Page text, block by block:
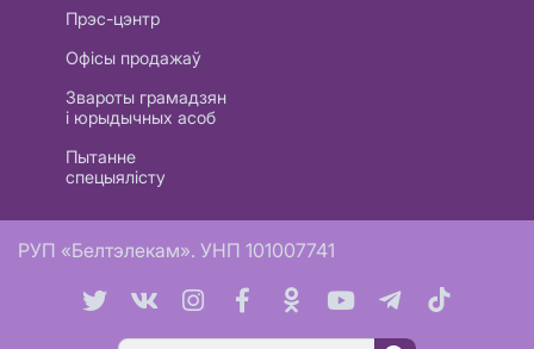
Прэс-цэнтр
Офісы продажаў
Звароты грамадзян
і юрыдычных асоб
Пытанне
спецыялісту
РУП «Белтэлекам». УНП 101007741